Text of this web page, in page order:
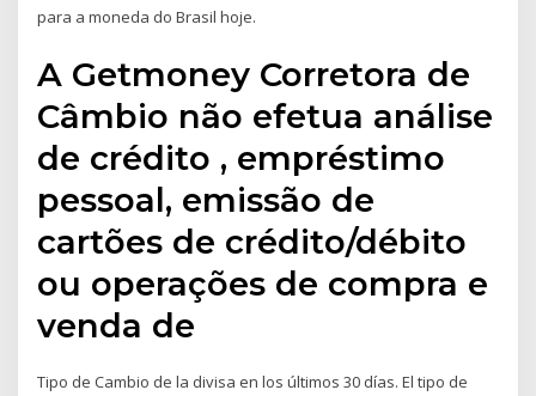
para a moneda do Brasil hoje.
A Getmoney Corretora de
Câmbio não efetua análise
de crédito , empréstimo
pessoal, emissão de
cartões de crédito/débito
ou operações de compra e
venda de
Tipo de Cambio de la divisa en los últimos 30 días. El tipo de